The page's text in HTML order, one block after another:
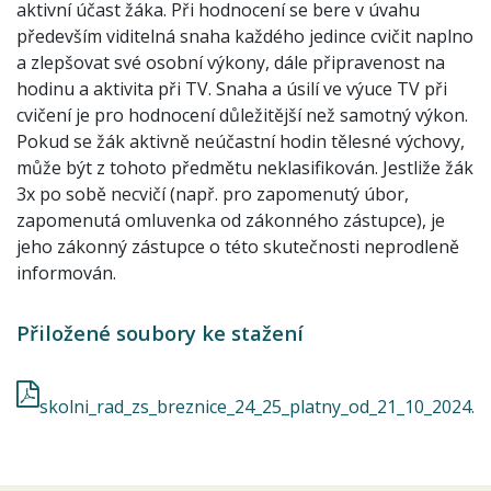
aktivní účast žáka. Při hodnocení se bere v úvahu
především viditelná snaha každého jedince cvičit naplno
a zlepšovat své osobní výkony, dále připravenost na
hodinu a aktivita při TV. Snaha a úsilí ve výuce TV při
cvičení je pro hodnocení důležitější než samotný výkon.
Pokud se žák aktivně neúčastní hodin tělesné výchovy,
může být z tohoto předmětu neklasifikován. Jestliže žák
3x po sobě necvičí (např. pro zapomenutý úbor,
zapomenutá omluvenka od zákonného zástupce), je
jeho zákonný zástupce o této skutečnosti neprodleně
informován.
Přiložené soubory ke stažení